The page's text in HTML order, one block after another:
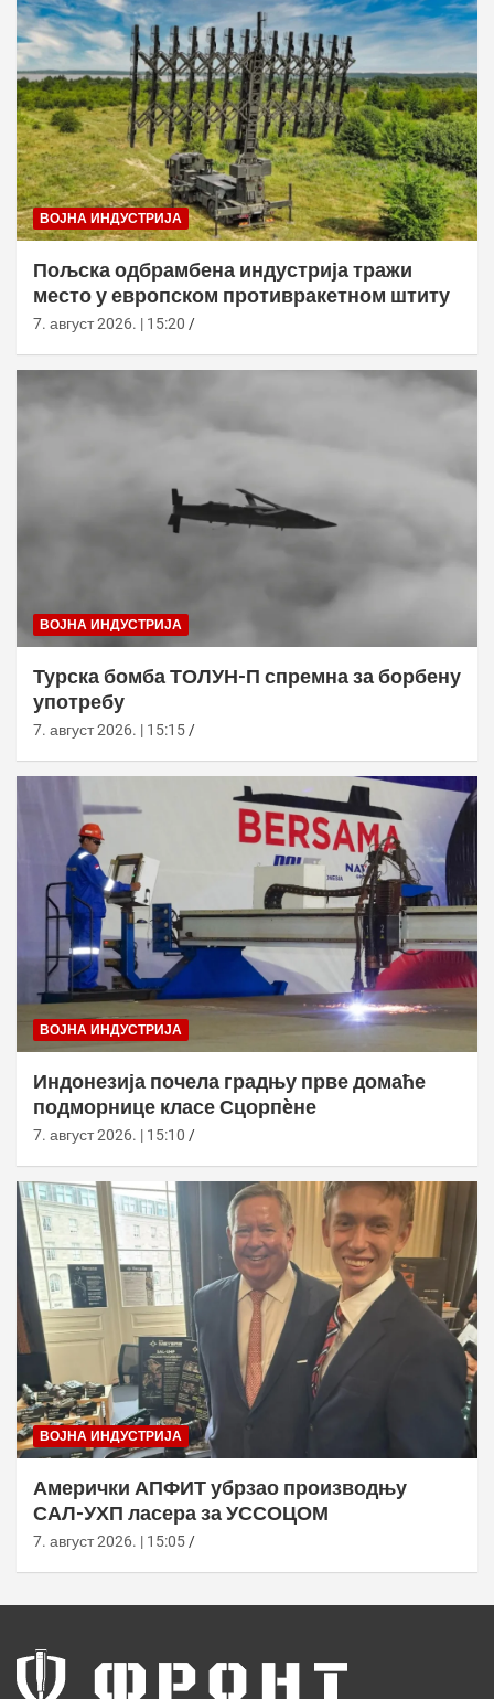
ВОЈНА ИНДУСТРИЈА
Пољска одбрамбена индустрија тражи
место у европском противракетном штиту
7. август 2026. | 15:20
ВОЈНА ИНДУСТРИЈА
Турска бомба ТОЛУН-П спремна за борбену
употребу
7. август 2026. | 15:15
ВОЈНА ИНДУСТРИЈА
Индонезија почела градњу прве домаће
подморнице класе Сцорпèне
7. август 2026. | 15:10
ВОЈНА ИНДУСТРИЈА
Амерички АПФИТ убрзао производњу
САЛ-УХП ласера за УССОЦОМ
7. август 2026. | 15:05